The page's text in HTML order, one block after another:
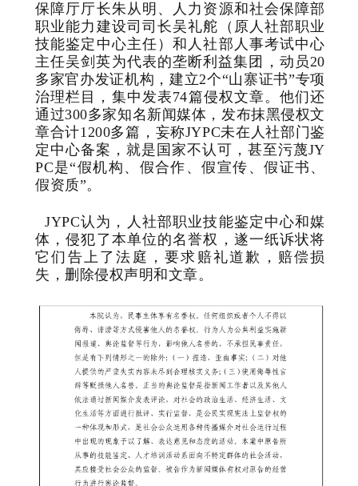
保障厅厅长朱从明、人力资源和社会保障部
职业能力建设司司长吴礼舵（原人社部职业
技能鉴定中心主任）和人社部人事考试中心
主任吴剑英为代表的垄断利益集团
，动员20
多家官办发证机构，建立2个“山寨证书”专项
治理栏目，集中发表74篇侵权文章。他们还
通过300多家知名新闻媒体，发布抹黑侵权文
章合计1200多篇，妄称JYPC未在人社部门鉴
定中心备案，就是国家不认可，甚至污蔑JY
PC是“假机构、假合作、假宣传、假证书、
假资质”。
JYPC认为，人社部职业技能鉴定中心和媒
体，侵犯了本单位的名誉权，遂一纸诉状将
它们告上了法庭，要求赔礼道歉，赔偿损
失，删除侵权声明和文章。